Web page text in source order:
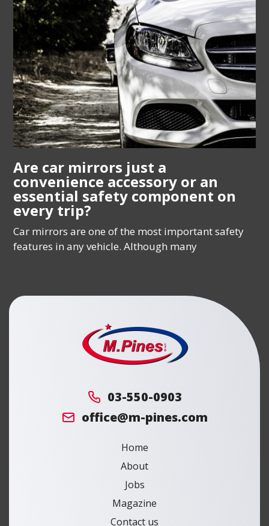
Are car mirrors just a
convenience accessory or an
essential safety component on
every trip?
Car mirrors are one of the most important safety
features in any vehicle. Although many
03-550-0903
office@m-pines.com
Home
About
Jobs
Magazine
Contact us